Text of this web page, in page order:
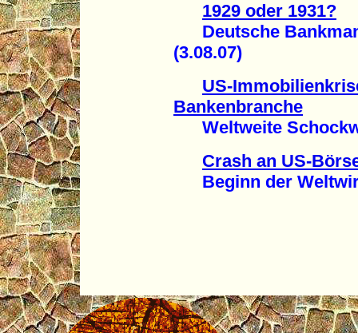
1929 oder 1931?
Deutsche
(3.08.07)
US-
Bankenbranche
Weltweite
Crash an US-
Beginn der